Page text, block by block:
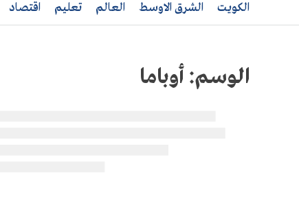
الكويت الشرق الاوسط العالم تعليم اقتصاد
الوسم: أوباما